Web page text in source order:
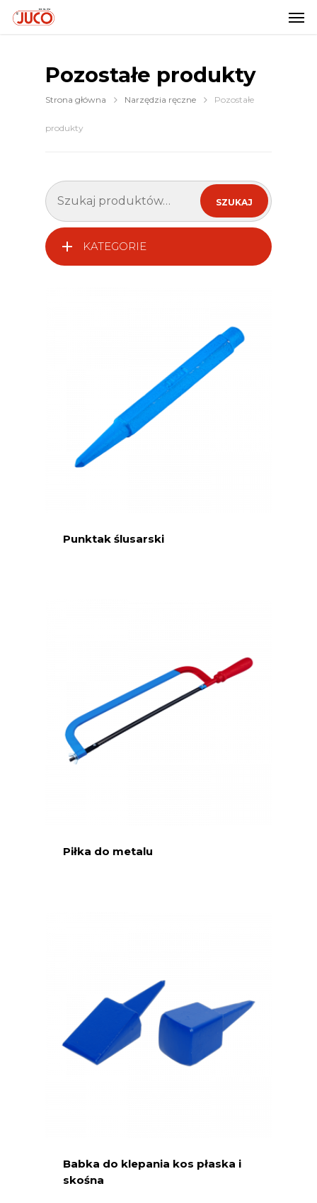
Pozostałe produkty
Strona główna Narzędzia ręczne Pozostałe
produkty
Szukaj:
SZUKAJ
KATEGORIE
Punktak ślusarski
Piłka do metalu
Babka do klepania kos płaska i
skośna